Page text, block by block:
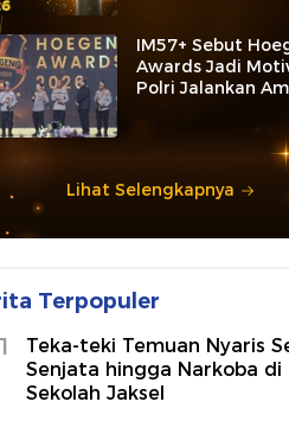
IM57+ Sebut
Awards Jadi
Polri Jalankan
Lihat Selengkapnya
Terpopuler
Teka-teki Temuan Nyaris
Senjata hingga Narkoba di
Sekolah Jaksel